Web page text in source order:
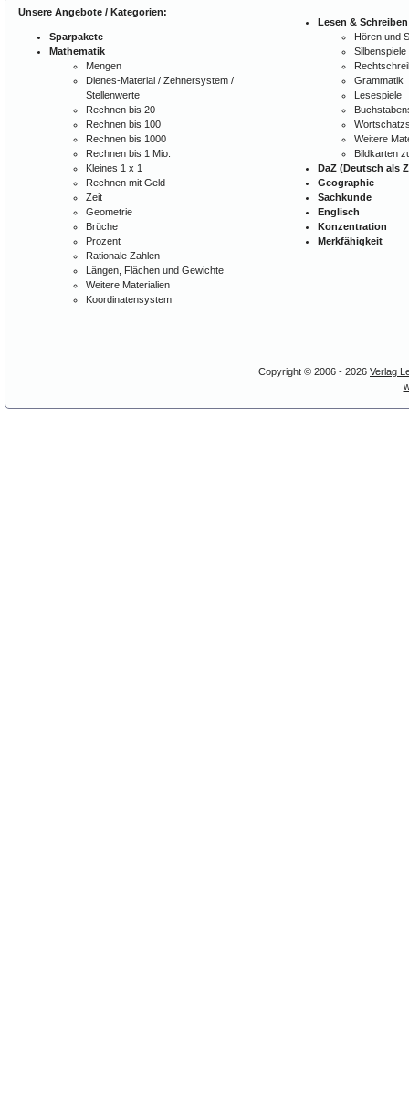
Unsere Angebote / Kategorien:
Sparpakete
Mathematik
Mengen
Dienes-Material / Zehnersystem /
Stellenwerte
Rechnen bis 20
Rechnen bis 100
Rechnen bis 1000
Rechnen bis 1 Mio.
Kleines 1 x 1
Rechnen mit Geld
Zeit
Geometrie
Brüche
Prozent
Rationale Zahlen
Längen, Flächen und Gewichte
Weitere Materialien
Koordinatensystem
Lesen & Schreiben
Hören und
Silbenspiele
Grammatik
Lesespiele
Weitere
Bildkarten
DaZ (Deutsch als
Geographie
Sachkunde
Englisch
Konzentration
Merkfähigkeit
Copyright © 2006 - 2026 Verlag